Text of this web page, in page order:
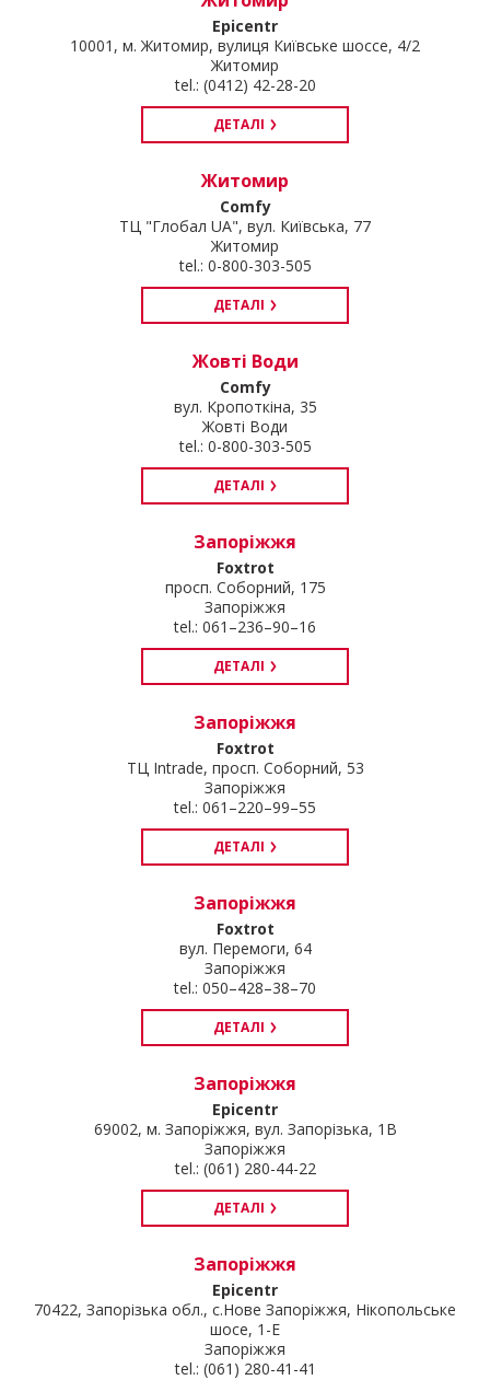
Epicentr
10001, м. Житомир, вулиця Київське шоссе, 4/2
Житомир
tel.: (0412) 42-28-20
ДЕТАЛІ
Житомир
Comfy
ТЦ "Глобал UA", вул. Київська, 77
Житомир
tel.: 0-800-303-505
ДЕТАЛІ
Жовті Води
Comfy
вул. Кропоткіна, 35
Жовті Води
tel.: 0-800-303-505
ДЕТАЛІ
Запоріжжя
Foxtrot
просп. Соборний, 175
Запоріжжя
tel.: 061–236–90–16
ДЕТАЛІ
Запоріжжя
Foxtrot
ТЦ Intrade, просп. Соборний, 53
Запоріжжя
tel.: 061–220–99–55
ДЕТАЛІ
Запоріжжя
Foxtrot
вул. Перемоги, 64
Запоріжжя
tel.: 050–428–38–70
ДЕТАЛІ
Запоріжжя
Epicentr
69002, м. Запоріжжя, вул. Запорізька, 1В
Запоріжжя
tel.: (061) 280-44-22
ДЕТАЛІ
Запоріжжя
Epicentr
70422, Запорізька обл., с.Нове Запоріжжя, Нікопольське
шосе, 1-Е
Запоріжжя
tel.: (061) 280-41-41